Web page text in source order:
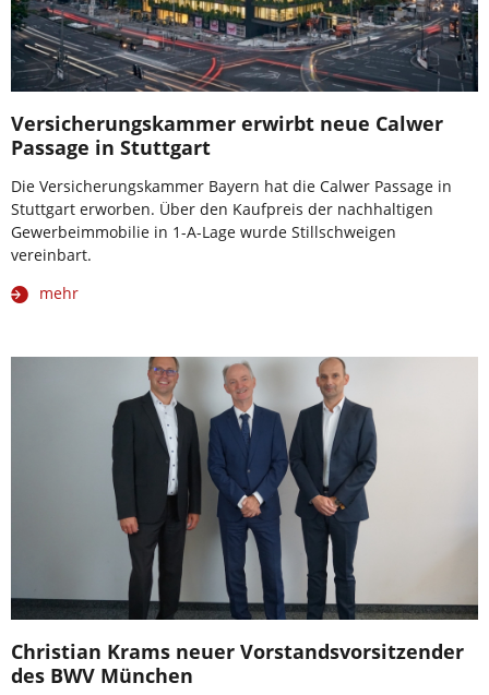
Versicherungskammer erwirbt neue Calwer
Passage in Stuttgart
Die Versicherungskammer Bayern hat die Calwer Passage in
Stuttgart erworben. Über den Kaufpreis der nachhaltigen
Gewerbeimmobilie in 1-A-Lage wurde Stillschweigen
vereinbart.
mehr
Christian Krams neuer Vorstandsvorsitzender
des BWV München